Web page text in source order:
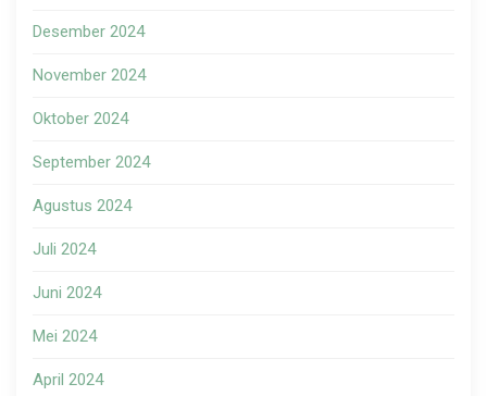
Desember 2024
November 2024
Oktober 2024
September 2024
Agustus 2024
Juli 2024
Juni 2024
Mei 2024
April 2024